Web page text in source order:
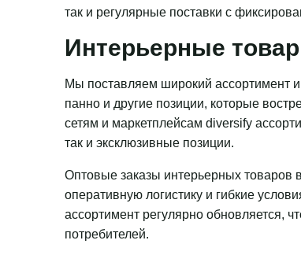
так и регулярные поставки с
Интерьерные
Мы поставляем широкий ассортимент
панно и другие позиции, которые
сетям и маркетплейсам diversify
так и эксклюзивные позиции.
Оптовые заказы интерьерных
оперативную логистику и гибкие
ассортимент регулярно обновляется,
потребителей.